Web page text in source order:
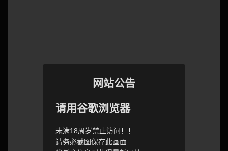
网站公告
请用谷歌浏览器
未满18周岁禁止访问！！
请务必截图保存此画面